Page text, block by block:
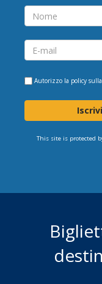
Autorizzo la policy
This site is protected